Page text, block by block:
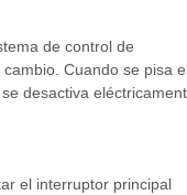
de control de
Cuando se pisa
desactiva
el interruptor principal